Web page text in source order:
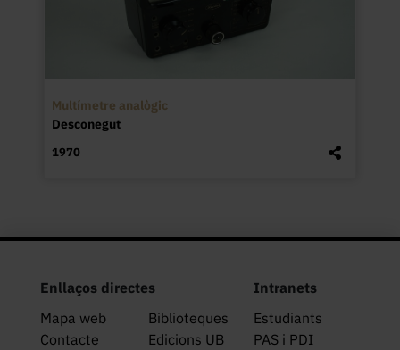
Multímetre analògic
Desconegut
1970
Enllaços directes
Mapa web
Biblioteques
Contacte
Edicions UB
Intranets
Estudiants
PAS i PDI